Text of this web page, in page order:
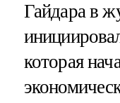
Гайдара в
которая